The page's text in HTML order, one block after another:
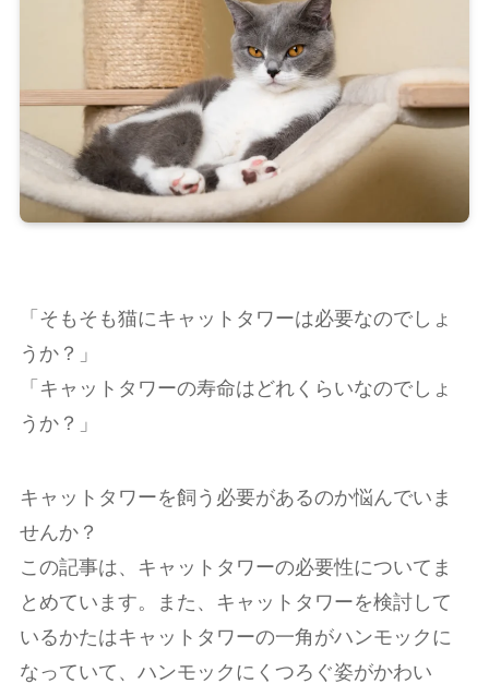
「そもそも猫にキャットタワーは必要なのでしょ
うか？」
「キャットタワーの寿命はどれくらいなのでしょ
うか？」
キャットタワーを飼う必要があるのか悩んでいま
せんか？
この記事は、キャットタワーの必要性についてま
とめています。また、キャットタワーを検討して
いるかたはキャットタワーの一角がハンモックに
なっていて、ハンモックにくつろぐ姿がかわい